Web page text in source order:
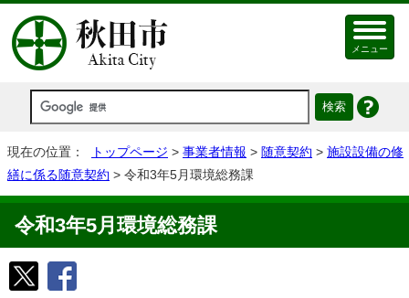
メニュー
現在の位置： トップページ > 事業者情報 > 随意契約 > 施設設備の修
繕に係る随意契約 > 令和3年5月環境総務課
令和3年5月環境総務課